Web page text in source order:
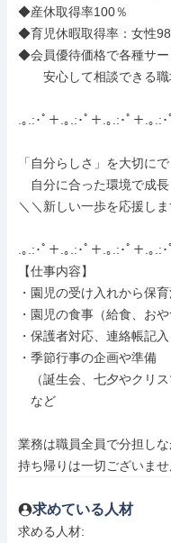
◆産休取得率100％
◆育児休暇取得率：女性
◆会員優待価格で各種サ
安心して相談できる職
.｡.:･ﾟ＋.｡.:･ﾟ＋.｡.:･ﾟ＋.｡.:
「自分らしさ」を大切にで
自分に合った環境で成長
＼＼新しい一歩を応援し
.｡.:･ﾟ＋.｡.:･ﾟ＋.｡.:･ﾟ＋.｡.:
【仕事内容】
・園児の受け入れから保
・園児の食事（給食、お
・保護者対応、連絡帳記入
・季節行事の企画や準備
（誕生会、七夕やクリス
など
業務は職員全員で分担しな
持ち帰りは一切ございませ
求めている人材
求める人材: